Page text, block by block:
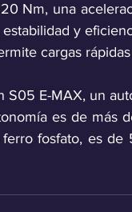
Nm, una
y
cargas
S05 E-MAX, un
es de más
fosfato, es